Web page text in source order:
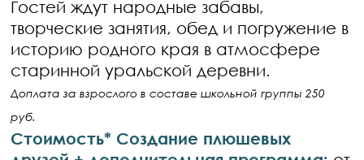
Гостей ждут народные забавы,
творческие занятия, обед и погружение в
историю родного края в атмосфере
старинной уральской деревни.
Доплата за взрослого в составе школьной группы 250
руб.
Стоимость* Создание плюшевых